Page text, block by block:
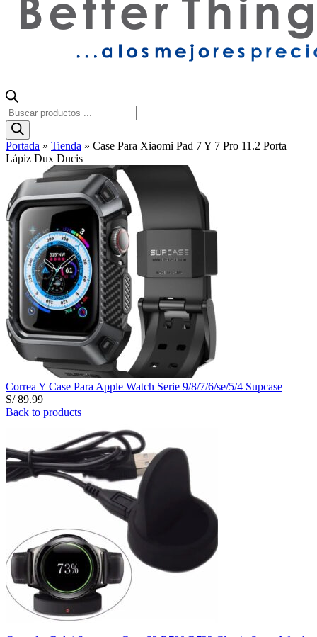
Búsqueda
de
productos
Portada » Tienda » Case Para Xiaomi Pad 7 Y 7 Pro 11.2 Porta
Lápiz Dux Ducis
Correa Y Case Para Apple Watch Serie 9/8/7/6/se/5/4 Supcase
S/89.99
Back to products